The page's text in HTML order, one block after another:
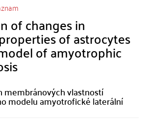
of changes in
of astrocytes
of amyotrophic
membránových vlastností
modelu amyotrofické laterální